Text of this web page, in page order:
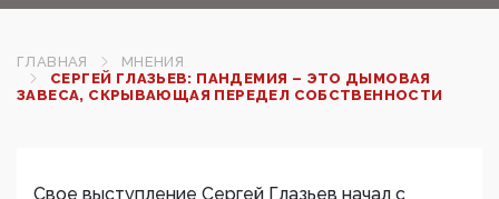
ГЛАВНАЯ
МНЕНИЯ
СЕРГЕЙ ГЛАЗЬЕВ: ПАНДЕМИЯ – ЭТО ДЫМОВАЯ
ЗАВЕСА, СКРЫВАЮЩАЯ ПЕРЕДЕЛ СОБСТВЕННОСТИ
Свое выступление Сергей Глазьев начал с